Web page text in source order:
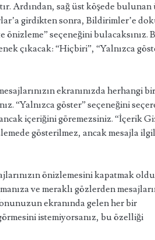
Ardından, sağ üst köşede bulunan
girdikten sonra, Bildirimler’e
seçeneğini bulacaksınız.
çıkacak: “Hiçbiri”, “Yalnızca
ekranınızda herhangi
“Yalnızca göster” seçeneğini
içeriğini göremezsiniz. “İçerik
gösterilmez, ancak mesajla
önizlemesini kapatmak
ve meraklı gözlerden
ekranında gelen her bir
istemiyorsanız, bu özelliği